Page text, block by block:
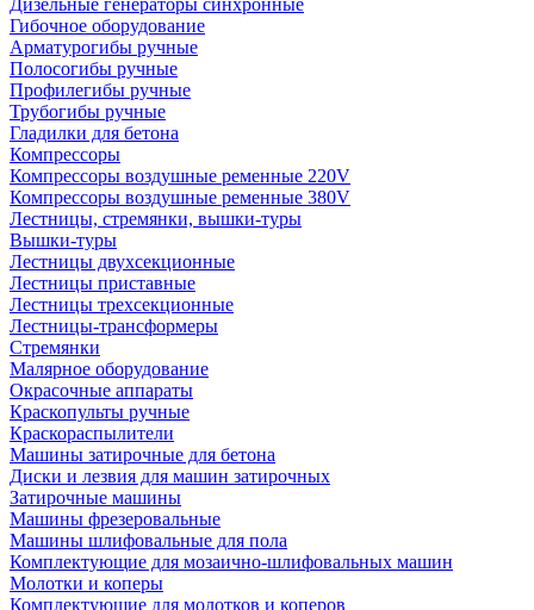
Дизельные генераторы синхронные
Гибочное оборудование
Арматурогибы ручные
Полосогибы ручные
Профилегибы ручные
Трубогибы ручные
Гладилки для бетона
Компрессоры
Компрессоры воздушные ременные 220V
Компрессоры воздушные ременные 380V
Лестницы, стремянки, вышки-туры
Вышки-туры
Лестницы двухсекционные
Лестницы приставные
Лестницы трехсекционные
Лестницы-трансформеры
Стремянки
Малярное оборудование
Окрасочные аппараты
Краскопульты ручные
Краскораспылители
Машины затирочные для бетона
Диски и лезвия для машин затирочных
Затирочные машины
Машины фрезеровальные
Машины шлифовальные для пола
Комплектующие для мозаично-шлифовальных машин
Молотки и коперы
Комплектующие для молотков и коперов